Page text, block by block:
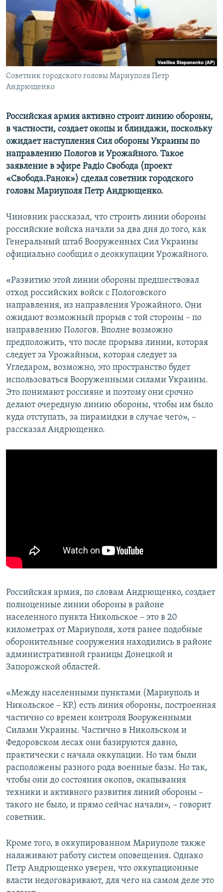
ПОБЕДИТЕЛЕЙ НЕ СУДЯТ?
КРЫМ.НЕПОКОРЕННЫЙ
ELIFBE
УКРАИНСКАЯ ПРОБЛЕМА КРЫМА
ПРИСОЕДИНЯЙТЕСЬ!
Все сайты RFE/RL
Советник городского головы Мариуполя Петр
Андрющенко
Российская армия активно строит линию обороны,
в частности, создает окопы и блиндажи, поскольку
ожидает наступления Сил обороны Украины по
направлению Пологов и Урожайного. Такое
заявление в эфире Радіо Свобода (проект
«Свобода.Ранок») сделал советник городского
головы Мариуполя Петр Андрющенко.
Чиновник рассказал, что строить линии обороны
российские войска начали за два дня до того, как
Генеральный штаб Вооруженных Сил Украины
официально сообщил о деоккупации Урожайного.
«Развитию этой линии обороны предшествовал
отход российских войск с Пологовского
направления, из направления Урожайного. Они
ожидают возможный прорыв с той стороны – по
направлению Пологов. Вполне возможно
предположить, что после прорыва линии, которая
следует за Урожайным, которая следует за
Угледаром, возможно, это пространство будет
использоваться Вооруженными силами Украины.
Это понимают россияне и поэтому они срочно
делают очередную линию обороны, чтобы им было
куда отступать, за пирамидки в случае чего», –
рассказал Андрющенко.
Российская армия, по словам Андрющенко, создает
полноценные линии обороны в районе
населенного пункта Никольское – это в 20
километрах от Мариуполя, хотя ранее подобные
оборонительные сооружения находились в районе
административной границы Донецкой и
Запорожской областей.
«Между населенными пунктами (Мариуполь и
Никольское – КР.) есть линия обороны, построенная
частично со времен контроля Вооруженными
Силами Украины. Частично в Никольском и
Федоровском лесах они базируются давно,
практически с начала оккупации. Но там были
расположены разного рода военные базы. Но так,
чтобы они до состояния окопов, окапывания
техники и активного развития линий обороны –
такого не было, и прямо сейчас начали», – говорит
советник.
Кроме того, в оккупированном Мариуполе также
налаживают работу систем оповещения. Однако
Петр Андрющенко уверен, что оккупационные
власти недоговаривают, для чего на самом деле это